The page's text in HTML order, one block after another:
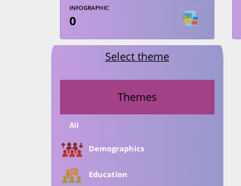
INFOGRAPHIC
0
Select theme
Themes
All
Demographics
Education